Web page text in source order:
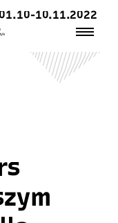
01.10-10.11.2022